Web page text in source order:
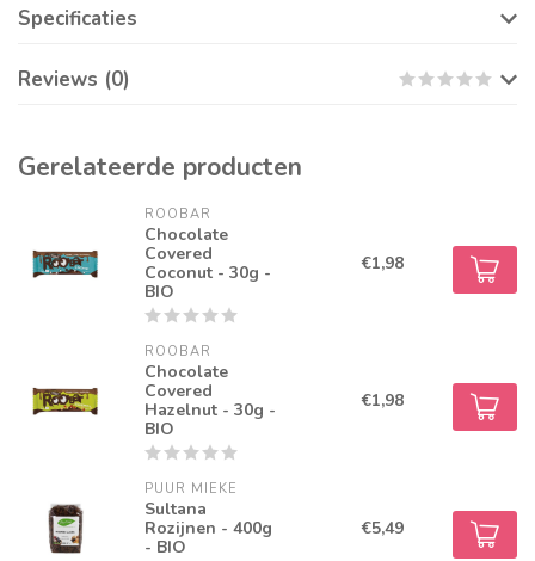
Specificaties
Reviews (0)
Gerelateerde producten
ROOBAR
Chocolate
Covered
Coconut - 30g -
BIO
€1,98
ROOBAR
Chocolate
Covered
Hazelnut - 30g -
BIO
€1,98
PUUR MIEKE
Sultana
Rozijnen - 400g
- BIO
€5,49